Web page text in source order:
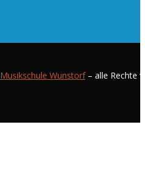
Musikschule Wunstorf– alle Rechte